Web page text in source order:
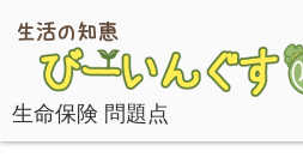
生命保険 問題点